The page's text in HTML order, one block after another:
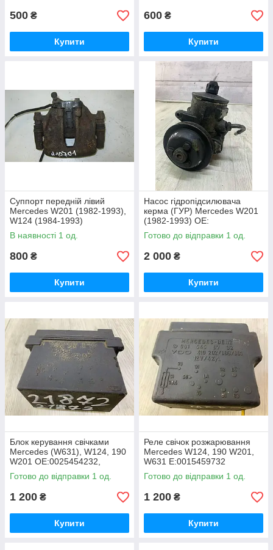
500 ₴
Купити
600 ₴
Купити
Суппорт передній лівий
Mercedes W201 (1982-1993),
W124 (1984-1993)
OE:A0014201883
В наявності 1 од.
800 ₴
Купити
Насос гідропідсилювача
керма (ГУР) Mercedes W201
(1982-1993) OE:
A2014600580
Готово до відправки 1 од.
2 000 ₴
Купити
Блок керування свічками
Mercedes (W631), W124, 190
W201 OE:0025454232,
A0025454332
Готово до відправки 1 од.
1 200 ₴
Купити
Реле свічок розжарювання
Mercedes W124, 190 W201,
W631 Е:0015459732
Готово до відправки 1 од.
1 200 ₴
Купити